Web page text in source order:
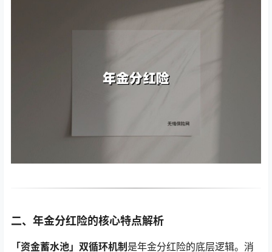
二、年金分红险的核心特点解析
「资金蓄水池」双循环机制是年金分红险的底层逻辑。消